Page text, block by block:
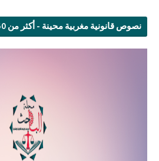
نصوص قانونية مغربية محينة - أكثر من 150 نص قانوني